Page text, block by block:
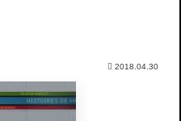
2018.04.30